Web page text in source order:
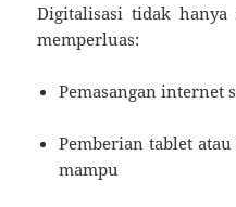
Digitalisasi tidak
memperluas:
Pemasangan internet
Pemberian tablet
mampu